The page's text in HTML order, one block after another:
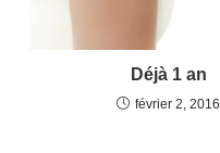
Déjà 1 an
février 2, 2016